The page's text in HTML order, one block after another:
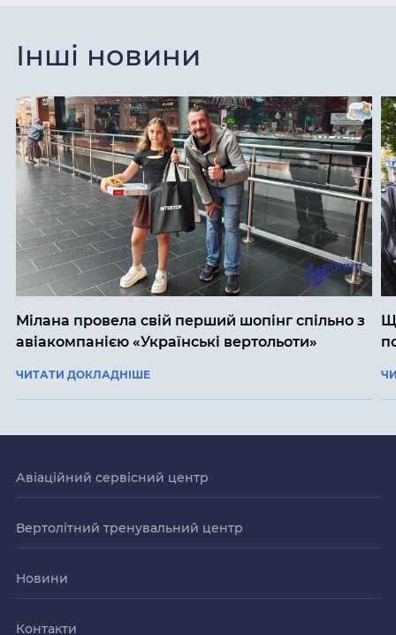
Інші новини
Мілана провела свій перший шопінг спільно з
авіакомпанією «Українські вертольоти»
ЧИТАТИ ДОКЛАДНІШЕ
Авіаційний сервісний центр
Вертолітний тренувальний центр
Новини
Контакти